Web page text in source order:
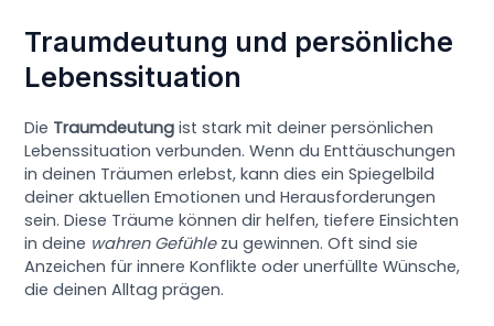
Traumdeutung und persönliche
Lebenssituation
Die Traumdeutung ist stark mit deiner persönlichen
Lebenssituation verbunden. Wenn du Enttäuschungen
in deinen Träumen erlebst, kann dies ein Spiegelbild
deiner aktuellen Emotionen und Herausforderungen
sein. Diese Träume können dir helfen, tiefere Einsichten
in deine wahren Gefühlezu gewinnen. Oft sind sie
Anzeichen für innere Konflikte oder unerfüllte Wünsche,
die deinen Alltag prägen.